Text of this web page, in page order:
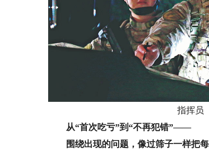
指挥员（
从“首次吃亏”到“不再犯错”——
围绕出现的问题，像过筛子一样把